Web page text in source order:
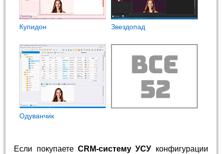
Купидон Звездопад
Одуванчик
Если покупаете CRM-систему УСУ конфигурации